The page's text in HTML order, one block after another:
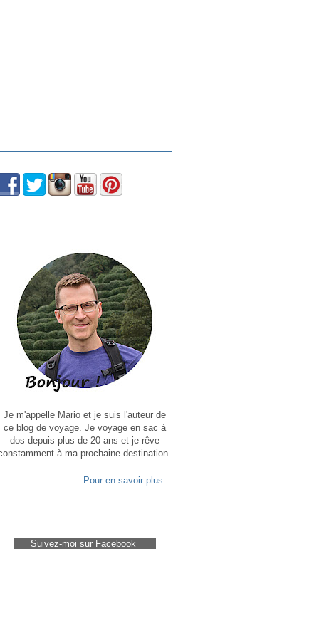
Je m'appelle Mario et je suis l'auteur de
ce blog de voyage. Je voyage en sac à
dos depuis plus de 20 ans et je rêve
à ma prochaine destination.
Pour en savoir plus...
Suivez-moi sur Facebook